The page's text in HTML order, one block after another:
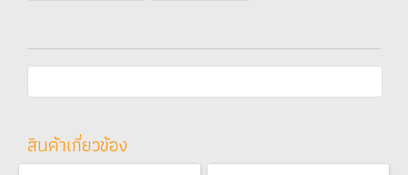
สินค้าเกี่ยวข้อง